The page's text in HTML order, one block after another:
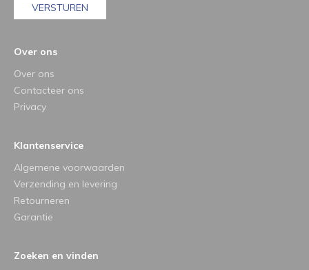
VERSTUREN
Over ons
Over ons
Contacteer ons
Privacy
Klantenservice
Algemene voorwaarden
Verzending en levering
Retourneren
Garantie
Zoeken en vinden